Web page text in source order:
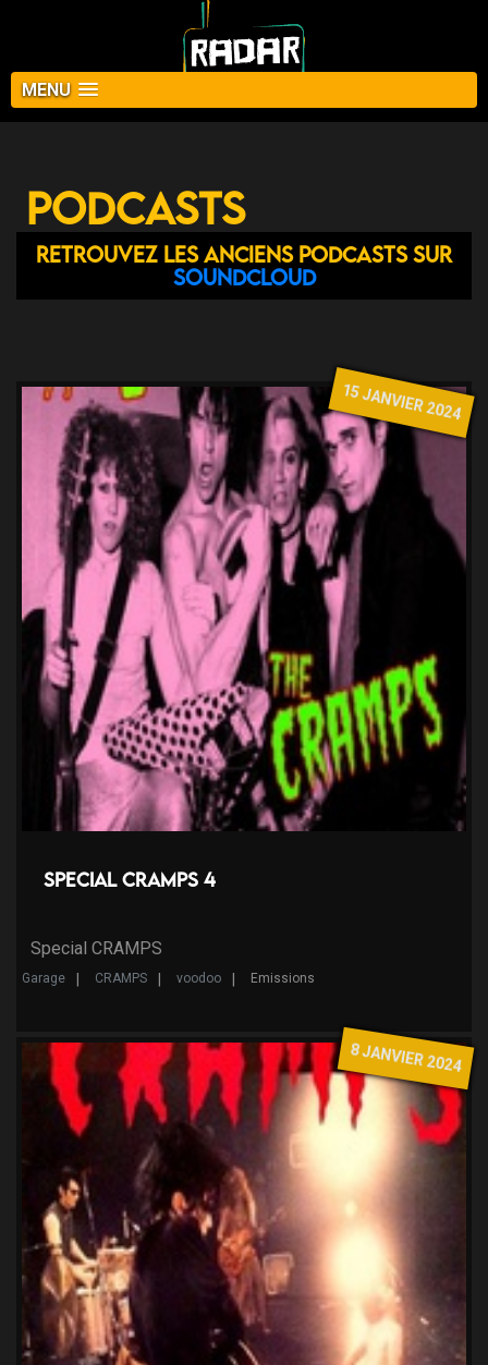
MENU
Podcasts
Retrouvez les anciens podcasts sur
Soundcloud
15 JANVIER 2024
Special CRAMPS 4
Special CRAMPS
Garage CRAMPS voodoo Emissions
8 JANVIER 2024